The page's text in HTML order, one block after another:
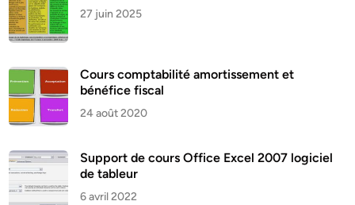
27 juin 2025
Cours comptabilité amortissement et
bénéfice fiscal
24 août 2020
Support de cours Office Excel 2007 logiciel
de tableur
6 avril 2022